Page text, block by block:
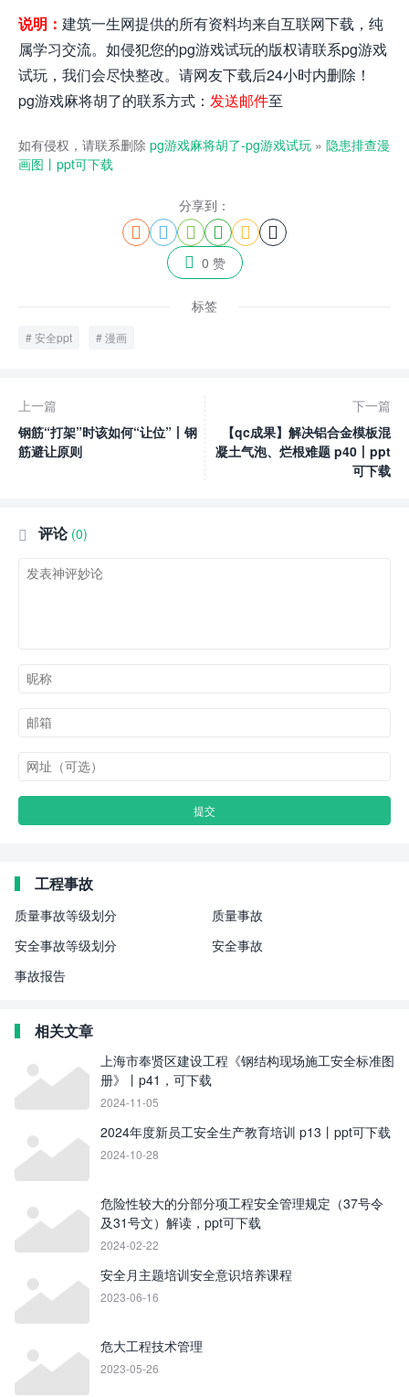
说明： 建筑一生网提供的所有资料均来自互联网下载，纯
属学习交流。如侵犯您的pg游戏试玩的版权请联系pg游戏
试玩，我们会尽快整改。请网友下载后24小时内删除！
pg游戏麻将胡了的联系方式： 发送邮件至
如有侵权，请联系删除 pg游戏麻将胡了-pg游戏试玩 » 隐患排查漫
画图丨ppt可下载
分享到：
     
 0 赞
标签
安全ppt 漫画
上一篇
钢筋“打架”时该如何“让位”丨钢
筋避让原则
下一篇
【qc成果】解决铝合金模板混
凝土气泡、烂根难题 p40丨ppt
可下载
 评论 (0)
工程事故
质量事故等级划分
质量事故
安全事故等级划分
安全事故
事故报告
相关文章
上海市奉贤区建设工程《钢结构现场施工安全标准图
册》丨p41，可下载
2024-11-05
2024年度新员工安全生产教育培训 p13丨ppt可下载
2024-10-28
危险性较大的分部分项工程安全管理规定（37号令
及31号文）解读，ppt可下载
2024-02-22
安全月主题培训安全意识培养课程
2023-06-16
危大工程技术管理
2023-05-26